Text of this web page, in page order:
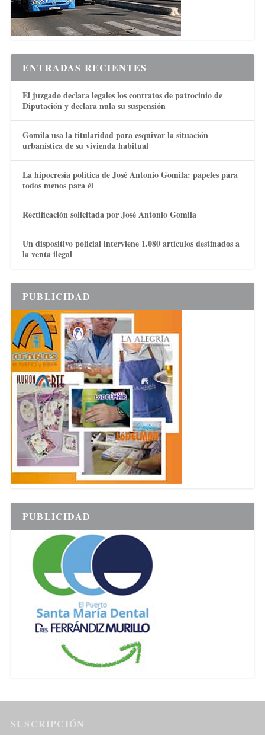
ENTRADAS RECIENTES
El juzgado declara legales los contratos de patrocinio de
Diputación y declara nula su suspensión
Gomila usa la titularidad para esquivar la situación
urbanística de su vivienda habitual
La hipocresía política de José Antonio Gomila: papeles para
todos menos para él
Rectificación solicitada por José Antonio Gomila
Un dispositivo policial interviene 1.080 artículos destinados a
la venta ilegal
PUBLICIDAD
PUBLICIDAD
SUSCRIPCIÓN